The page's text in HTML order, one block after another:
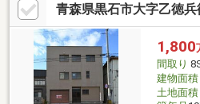
青森県黒石市大字乙徳
1,800
間取り
建物面積
土地面積